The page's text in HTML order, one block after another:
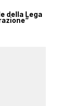
della Lega